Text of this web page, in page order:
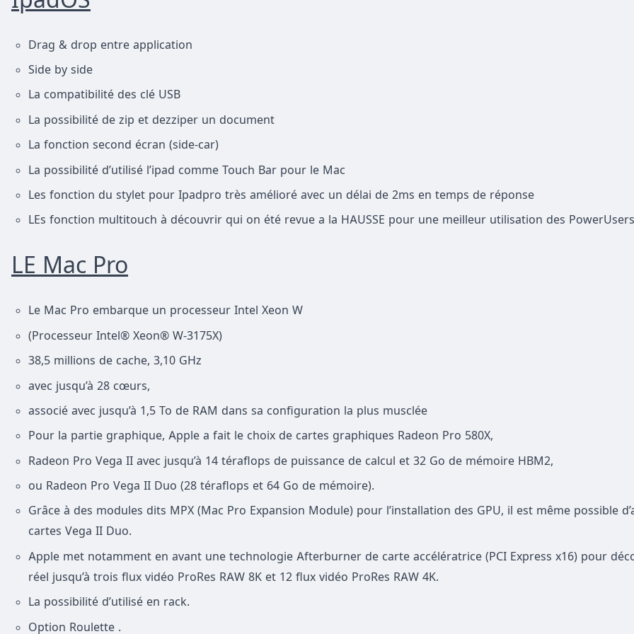
Drag & drop entre application
Side by side
La compatibilité des clé USB
La possibilité de zip et dezziper un document
La fonction second écran (side-car)
La possibilité d’utilisé l’ipad comme Touch Bar pour le Mac
Les fonction du stylet pour Ipadpro très amélioré avec un délai de 2ms en temps de réponse
LEs fonction multitouch à découvrir qui on été revue a la HAUSSE pour une meilleur utilisation des
LE Mac Pro
Le Mac Pro embarque un processeur Intel Xeon W
(Processeur Intel® Xeon® W-3175X)
38,5 millions de cache, 3,10 GHz
avec jusqu’à 28 cœurs,
associé avec jusqu’à 1,5 To de RAM dans sa configuration la plus musclée
Pour la partie graphique, Apple a fait le choix de cartes graphiques Radeon Pro 580X,
Radeon Pro Vega II avec jusqu’à 14 téraflops de puissance de calcul et 32 Go de mémoire HBM2,
ou Radeon Pro Vega II Duo (28 téraflops et 64 Go de mémoire).
Grâce à des modules dits MPX (Mac Pro Expansion Module) pour l’installation des GPU, il est même possible
cartes Vega II Duo.
Apple met notamment en avant une technologie Afterburner de carte accélératrice (PCI Express x16) pour
réel jusqu’à trois flux vidéo ProRes RAW 8K et 12 flux vidéo ProRes RAW 4K.
La possibilité d’utilisé en rack.
Option Roulette .